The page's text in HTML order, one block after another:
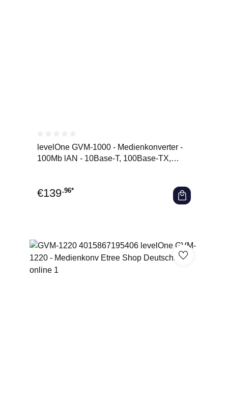
Durchschnittliche Bewertung von 0 von 5 Sternen
levelOne GVM-1000 - Medienkonverter -
100Mb lAN - 10Base-T, 100Base-TX,
€139.96*